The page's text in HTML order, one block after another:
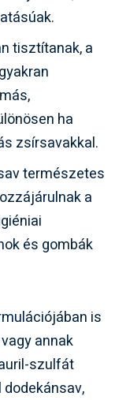
tisztítanak, a
ha
zsírsavakkal.
természetes
a
és gombák
is
annak
szulfát